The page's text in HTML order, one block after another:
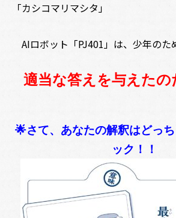
「カシコマリマシタ」
AIロボット「PJ401」は、少年のた
適当な答えを与えたの
🌟さて、あなたの解釈はどっ
ック！！